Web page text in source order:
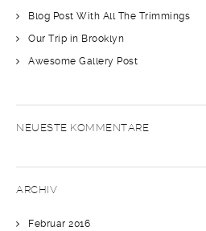
Blog Post With All The Trimmings
Our Trip in Brooklyn
Awesome Gallery Post
NEUESTE KOMMENTARE
ARCHIV
Februar 2016